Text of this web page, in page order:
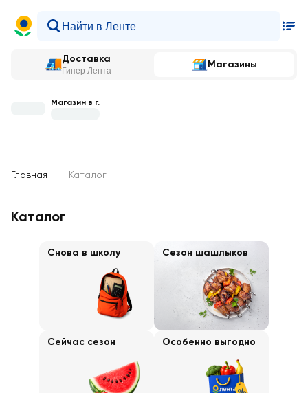
Доставка
Гипер Лента
Магазины
Магазин в г.
Главная — Каталог
Каталог
Снова в школу Сезон шашлыков
Сейчас сезон Особенно выгодно